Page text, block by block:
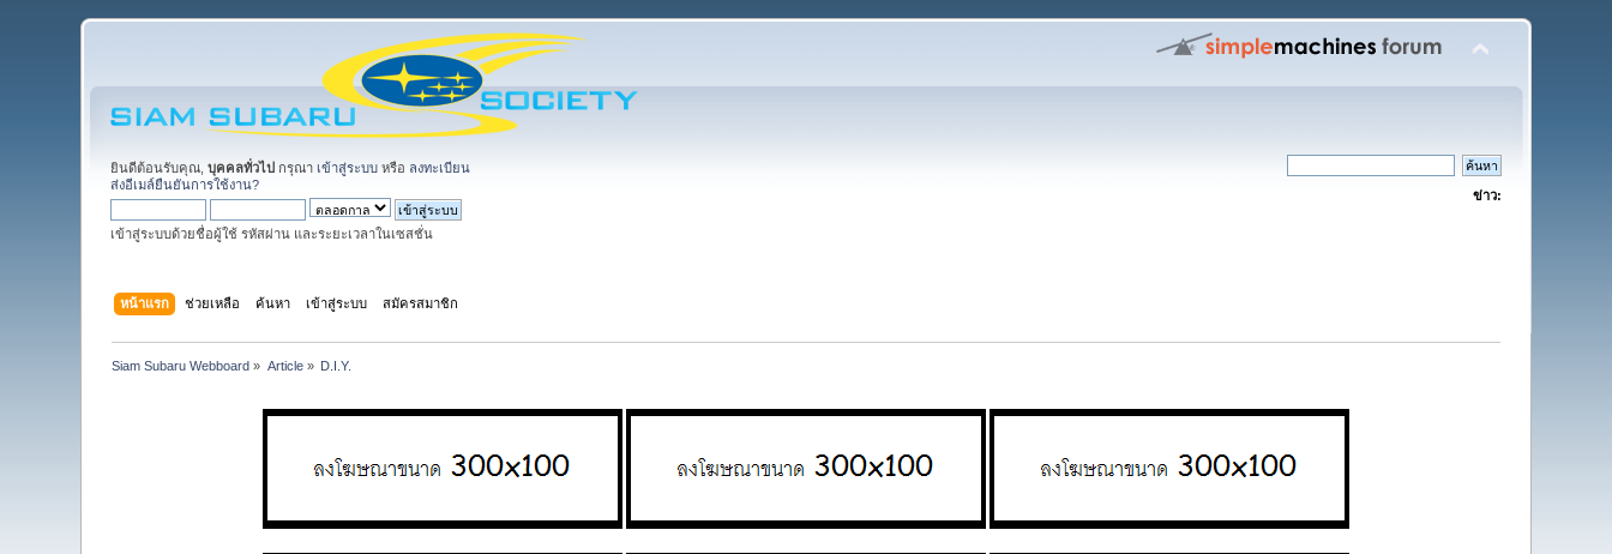
ยินดีต้อนรับคุณ,บุคคลทั่วไป กรุณา เข้าสู่ระบบ หรือ ลงทะเบียน
ส่งอีเมล์ยืนยันการใช้งาน?
เข้าสู่ระบบด้วยชื่อผู้ใช้ รหัสผ่าน และระยะเวลาในเซสชั่น
ข่าว:
หน้าแรก ช่วยเหลือ ค้นหา เข้าสู่ระบบ สมัครสมาชิก
Siam Subaru Webboard » Article» D.I.Y.